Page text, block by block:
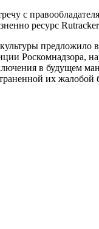
с
ресурс
предложило
Роскомнадзора,
в будущем
их